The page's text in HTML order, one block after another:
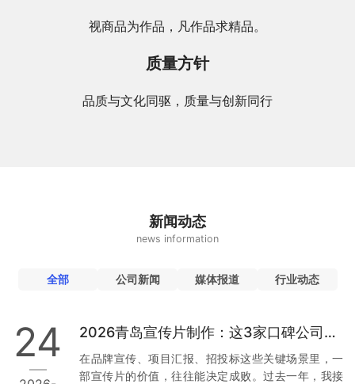
视商品为作品，凡作品求精品。
质量方针
品质与文化同驱，质量与创新同行
新闻动态
news information
全部 公司新闻 媒体报道 行业动态
24 2026青岛宣传片制作：这3家口碑公司为何值得托付
在品牌宣传、项目汇报、招投标这些关键场景里，一
部宣传片的价值，往往能决定成败。过去一年，我接